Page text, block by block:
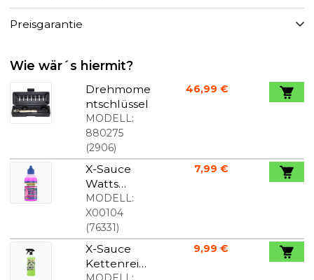
Preisgarantie
Wie wär´s hiermit?
Drehmome
ntschlüssel
MODELL:
880275
(2906)
46,99 €
X-Sauce
Watts
Kettenöl
125ml
MODELL:
X00104
(76331)
7,99 €
X-Sauce
Kettenreini
9,99 €